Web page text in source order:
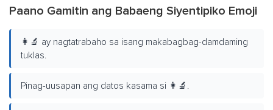
Paano Gamitin ang Babaeng Siyentipiko Emoji
👩‍🔬 ay nagtatrabaho sa isang makabagbag-damdaming
tuklas.
Pinag-uusapan ang datos kasama si 👩‍🔬.